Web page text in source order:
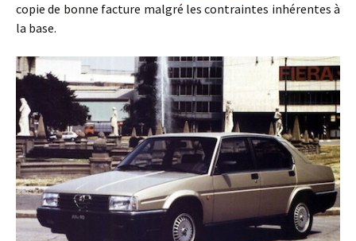
copie de bonne facture malgré les contraintes inhérentes à
la base.